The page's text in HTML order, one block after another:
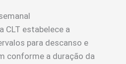
CLT estabelece a
para descanso e
conforme a duração da